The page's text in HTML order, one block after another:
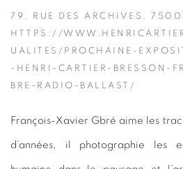
79, RUE DES ARCHIVES,
HTTPS://
UALITES/PROCHAINE-
-HENRI-CARTIER-BRESSON-
BRE-RADIO-BALLAST/
François-Xavier Gbré aime les
d’années, il photographie les